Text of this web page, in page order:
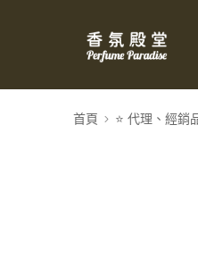
首頁 ⭐️ 代理、經銷